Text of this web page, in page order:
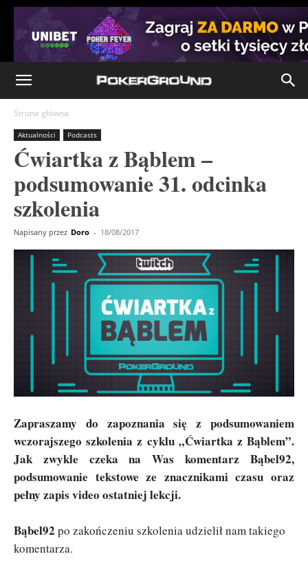
Strona główna
Aktualności Podcasts
Ćwiartka z Bąblem –
podsumowanie 31. odcinka
szkolenia
Napisany przez Doro - 18/08/2017
Zapraszamy do zapoznania się z podsumowaniem
wczorajszego szkolenia z cyklu „Ćwiartka z Bąblem”.
Jak zwykle czeka na Was komentarz Bąbel92,
podsumowanie tekstowe ze znacznikami czasu oraz
pełny zapis video ostatniej lekcji.
Bąbel92 po zakończeniu szkolenia udzielił nam takiego
komentarza.